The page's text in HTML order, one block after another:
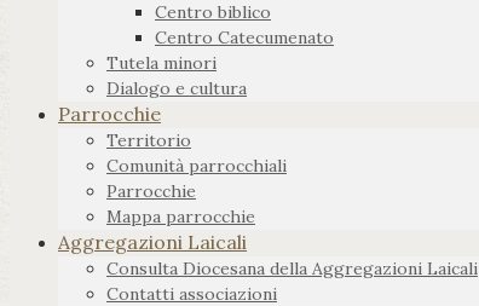
Centro biblico
Centro Catecumenato
Tutela minori
Dialogo e cultura
Parrocchie
Territorio
Comunità parrocchiali
Parrocchie
Mappa parrocchie
Aggregazioni Laicali
Consulta Diocesana della Aggregazioni Laicali
Contatti associazioni